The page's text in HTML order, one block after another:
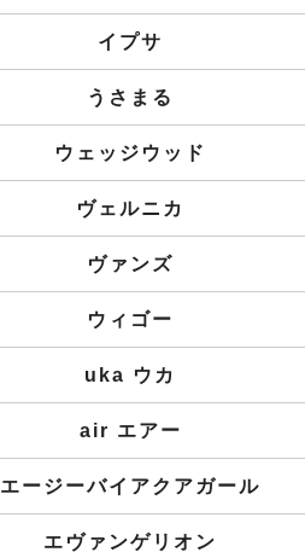
イプサ
うさまる
ウェッジウッド
ヴェルニカ
ヴァンズ
ウィゴー
uka ウカ
air エアー
エージーバイアクアガール
エヴァンゲリオン